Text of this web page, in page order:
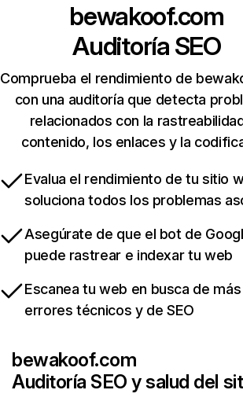
bewakoof.com
Auditoría SEO
Comprueba el rendimiento de
con una auditoría que detecta
relacionados con la
contenido, los enlaces y la
Evalua el rendimiento de tu sitio
soluciona todos los problemas
Asegúrate de que el bot de
puede rastrear e indexar tu web
Escanea tu web en busca de
errores técnicos y de SEO
bewakoof.com
Auditoría SEO y salud del